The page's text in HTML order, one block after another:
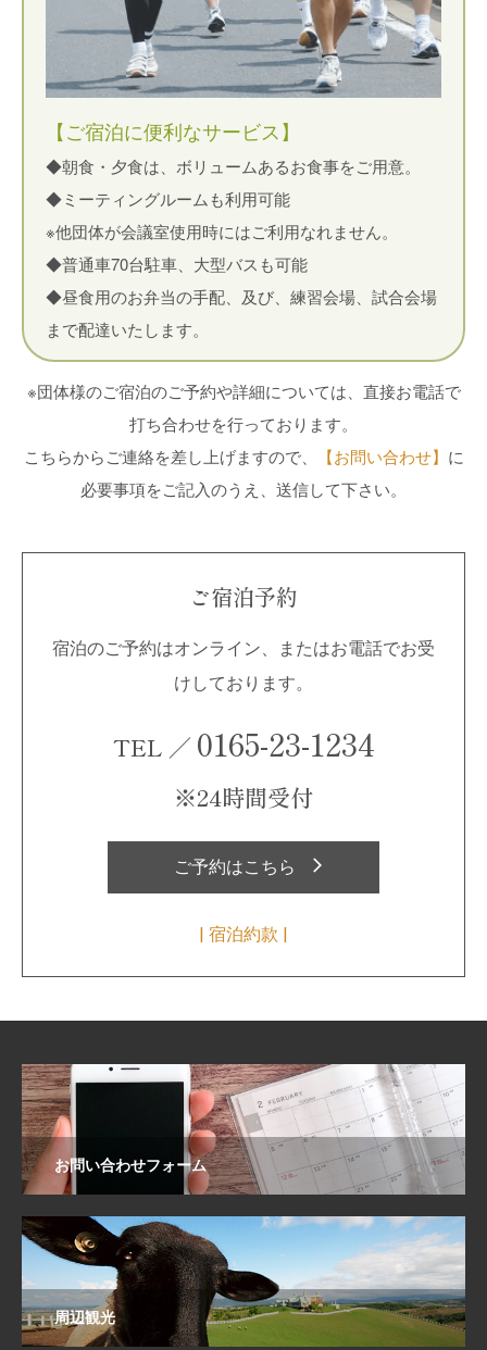
【ご宿泊に便利なサービス】
◆朝食・夕食は、ボリュームあるお食事をご用意。
◆ミーティングルームも利用可能
※他団体が会議室使用時にはご利用なれません。
◆普通車70台駐車、大型バスも可能
◆昼食用のお弁当の手配、及び、練習会場、試合会場
まで配達いたします。
※団体様のご宿泊のご予約や詳細については、直接お電話で
打ち合わせを行っております。
こちらからご連絡を差し上げますので、
【お問い合わせ】 に
必要事項をご記入のうえ、送信して下さい。
ご宿泊予約
宿泊のご予約はオンライン、またはお電話でお受
けしております。
TEL ／ 0165-23-1234
※24時間受付
ご予約はこちら
| 宿泊約款 |
お問い合わせフォーム
周辺観光